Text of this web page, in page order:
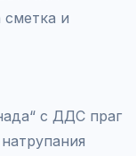
сметка и
с ДДС праг